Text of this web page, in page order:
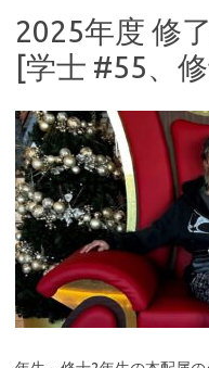
2025年度 修
[学士 #55、